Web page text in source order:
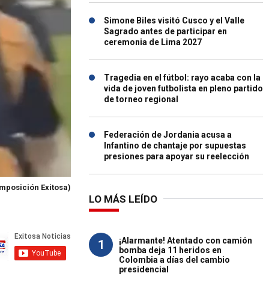
Exitosa)
Simone Biles visitó Cusco y el Valle
Sagrado antes de participar en
ceremonia de Lima 2027
Tragedia en el fútbol: rayo acaba con la
vida de joven futbolista en pleno partido
de torneo regional
Federación de Jordania acusa a
Infantino de chantaje por supuestas
presiones para apoyar su reelección
LO MÁS LEÍDO
1
¡Alarmante! Atentado con camión
bomba deja 11 heridos en
Colombia a días del cambio
presidencial